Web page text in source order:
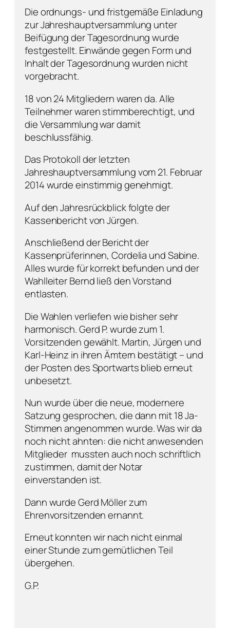
Die ordnungs- und fristgemäße Einladung
zur Jahreshauptversammlung unter
Beifügung der Tagesordnung wurde
festgestellt. Einwände gegen Form und
Inhalt der Tagesordnung wurden nicht
vorgebracht.
18 von 24 Mitgliedern waren da. Alle
Teilnehmer waren stimmberechtigt, und
die Versammlung war damit
beschlussfähig.
Das Protokoll der letzten
Jahreshauptversammlung vom 21. Februar
2014 wurde einstimmig genehmigt.
Auf den Jahresrückblick folgte der
Kassenbericht von Jürgen.
Anschließend der Bericht der
Kassenprüferinnen, Cordelia und Sabine.
Alles wurde für korrekt befunden und der
Wahlleiter Bernd ließ den Vorstand
entlasten.
Die Wahlen verliefen wie bisher sehr
harmonisch. Gerd P. wurde zum 1.
Vorsitzenden gewählt. Martin, Jürgen und
Karl-Heinz in ihren Ämtern bestätigt – und
der Posten des Sportwarts blieb erneut
unbesetzt.
Nun wurde über die neue, modernere
Satzung gesprochen, die dann mit 18 Ja-
Stimmen angenommen wurde. Was wir da
noch nicht ahnten: die nicht anwesenden
Mitglieder mussten auch noch schriftlich
zustimmen, damit der Notar
einverstanden ist.
Dann wurde Gerd Möller zum
Ehrenvorsitzenden ernannt.
Erneut konnten wir nach nicht einmal
einer Stunde zum gemütlichen Teil
übergehen.
G.P.